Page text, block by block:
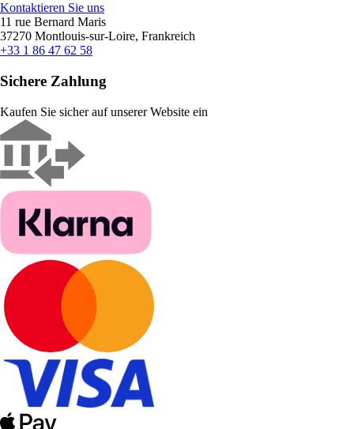
Kontaktieren Sie uns
11 rue Bernard Maris
37270 Montlouis-sur-Loire, Frankreich
+33 1 86 47 62 58
Sichere Zahlung
Kaufen Sie sicher auf unserer Website ein